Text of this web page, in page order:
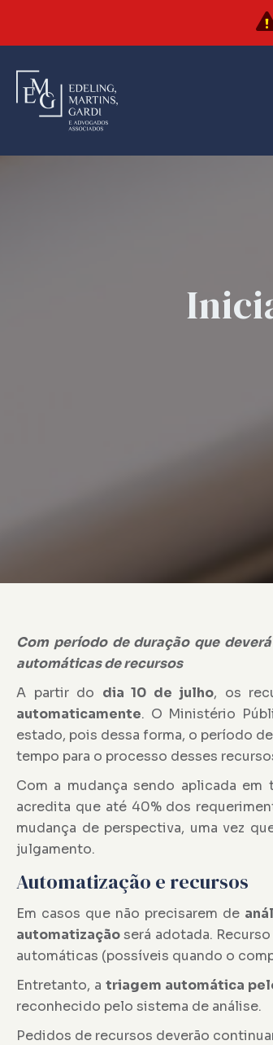
Com período de duração que
automáticas de recursos
A partir do dia 10 de julho, os
automaticamente. O Ministério
estado, pois dessa forma, o período
tempo para o processo desses
Com a mudança sendo aplicada
acredita que até 40% dos
mudança de perspectiva, uma vez
julgamento.
Automatização e recursos
Em casos que não precisarem de
automatizaçãoserá adotada.
automáticas (possíveis quando o
Entretanto, a triagem automática
reconhecido pelo sistema de análise.
Pedidos de recursos deverão